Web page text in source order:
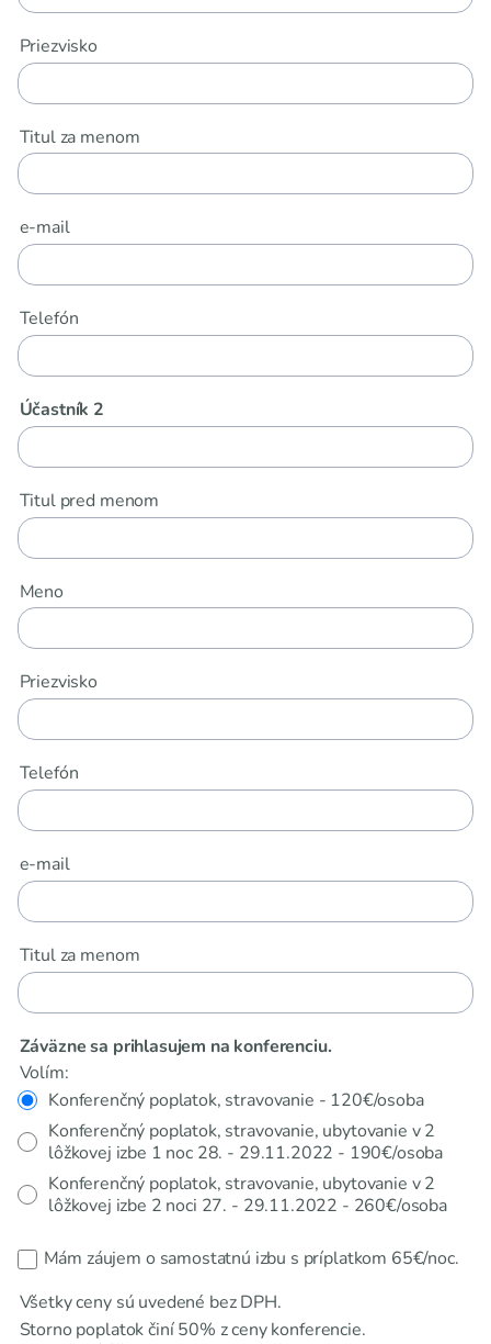
Priezvisko
Titul za menom
e-mail
Telefón
Účastník 2
Titul pred menom
Meno
Priezvisko
Telefón
e-mail
Titul za menom
Záväzne sa prihlasujem na konferenciu.
Volím:
Konferenčný poplatok, stravovanie - 120€/osoba
Konferenčný poplatok, stravovanie, ubytovanie v 2
lôžkovej izbe 1 noc 28. - 29.11.2022 - 190€/osoba
Konferenčný poplatok, stravovanie, ubytovanie v 2
lôžkovej izbe 2 noci 27. - 29.11.2022 - 260€/osoba
Mám záujem o samostatnú izbu s príplatkom 65€/noc.
Všetky ceny sú uvedené bez DPH.
Storno poplatok činí 50% z ceny konferencie.